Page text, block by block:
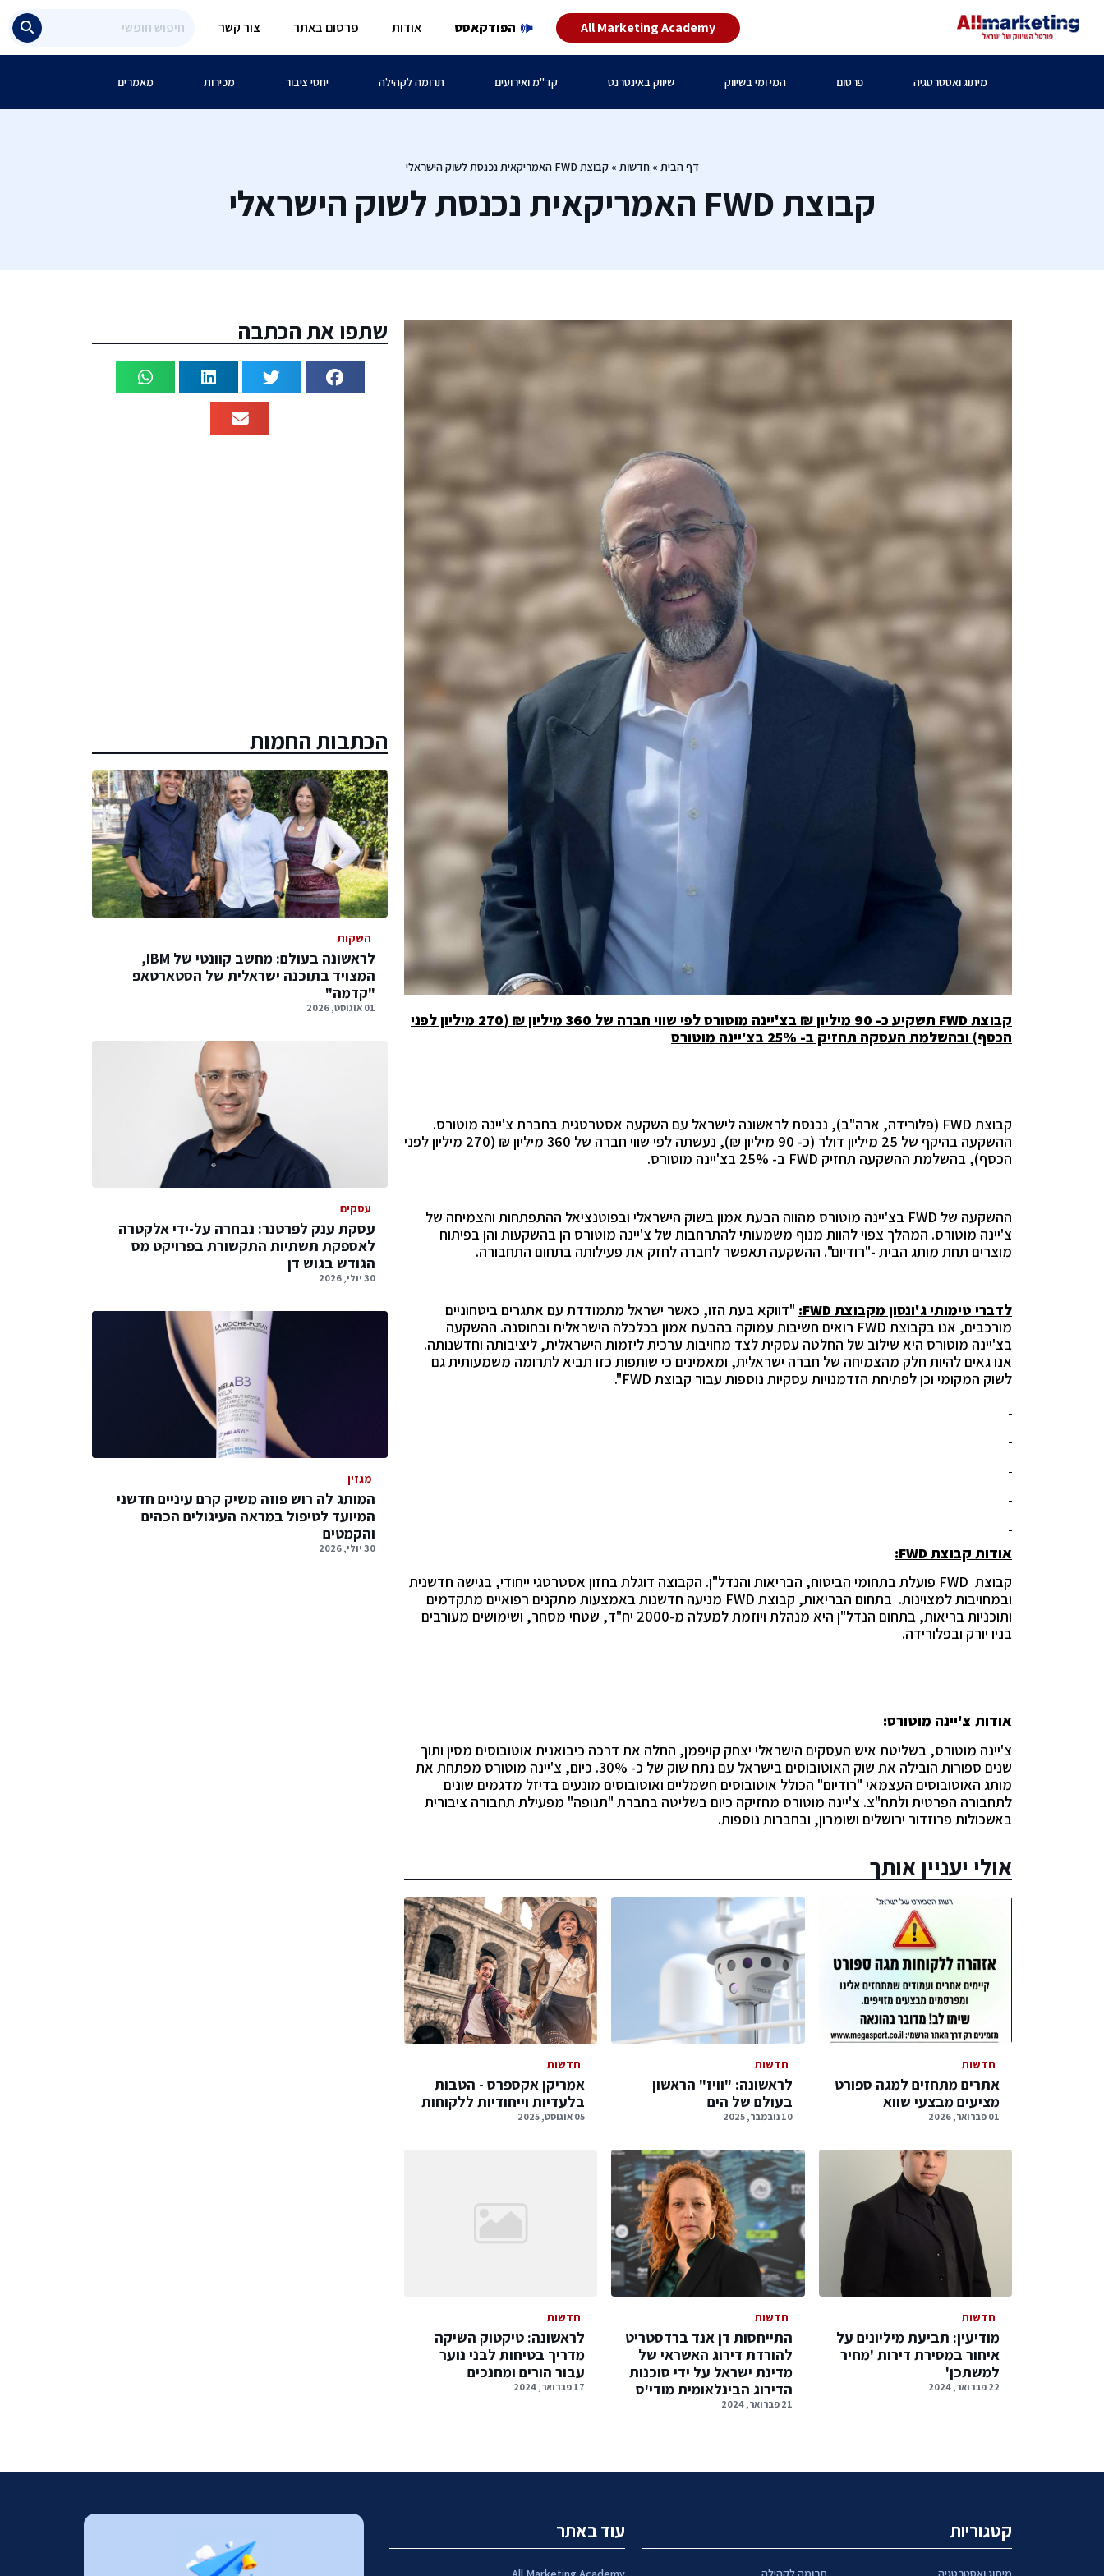
All Marketing Academy הפודקאסט אודות פרסום באתר צור קשר
מיתוג ואסטרטגיה פרסום המי ומי בשיווק שיווק באינטרנט קד"מ ואירועים תרומה לקהילה יחסי ציבור מכירות מאמרים
דף הבית »חדשות »קבוצת FWD האמריקאית נכנסת לשוק הישראלי
קבוצת FWD האמריקאית נכנסת לשוק הישראלי
קבוצתFWD
תשקיע כ- 90 מיליון ₪ בצ'יינה מוטורס לפי שווי חברה של 360 מיליון ₪ (270 מיליון לפני
הכסף) ובהשלמת העסקה תחזיק ב- 25% בצ'יינה מוטורס
קבוצת FWD (פלורידה, ארה"ב), נכנסת לראשונה לישראל עם השקעה אסטרטגית בחברת צ'יינה מוטורס.
ההשקעה בהיקף של 25 מיליון דולר (כ- 90 מיליון ₪), נעשתה לפי שווי חברה של 360 מיליון ₪ (270 מיליון לפני
הכסף), בהשלמת ההשקעה תחזיק FWD ב- 25% בצ'יינה מוטורס.
ההשקעה של FWD בצ'יינה מוטורס מהווה הבעת אמון בשוק הישראלי ובפוטנציאל ההתפתחות והצמיחה של
צ'יינה מוטורס. המהלך צפוי להוות מנוף משמעותי להתרחבות של צ'יינה מוטורס הן בהשקעות והן בפיתוח
מוצרים תחת מותג הבית -"רודיום". ההשקעה תאפשר לחברה לחזק את פעילותה בתחום התחבורה.
לדברי טימותי ג'ונסון מקבוצתFWD
: "דווקא בעת הזו, כאשר ישראל מתמודדת עם אתגרים ביטחוניים
מורכבים, אנו בקבוצת FWD רואים חשיבות עמוקה בהבעת אמון בכלכלה הישראלית ובחוסנה. ההשקעה
בצ'יינה מוטורס היא שילוב של החלטה עסקית לצד מחויבות ערכית ליזמות הישראלית, ליציבותה וחדשנותה.
אנו גאים להיות חלק מהצמיחה של חברה ישראלית, ומאמינים כי שותפות כזו תביא לתרומה משמעותית גם
לשוק המקומי וכן לפתיחת הזדמנויות עסקיות נוספות עבור קבוצת FWD".
אודות קבוצתFWD
:
קבוצת FWD פועלת בתחומי הביטוח, הבריאות והנדל"ן. הקבוצה דוגלת בחזון אסטרטגי ייחודי, בגישה חדשנית
ובמחויבות למצוינות. בתחום הבריאות, קבוצת FWD מניעה חדשנות באמצעות מתקנים רפואיים מתקדמים
ותוכניות בריאות, בתחום הנדל"ן היא מנהלת ויוזמת למעלה מ-2000 יח"ד, שטחי מסחר, ושימושים מעורבים
בניו יורק ובפלורידה.
אודות צ'יינה מוטורס:
צ'יינה מוטורס, בשליטת איש העסקים הישראלי יצחק קויפמן, החלה את דרכה כיבואנית אוטובוסים מסין ותוך
שנים ספורות הובילה את שוק האוטובוסים בישראל עם נתח שוק של כ- 30%. כיום, צ'יינה מוטורס מפתחת את
מותג האוטובוסים העצמאי "רודיום" הכולל אוטובוסים חשמליים ואוטובוסים מונעים בדיזל מדגמים שונים
לתחבורה הפרטית ולתח"צ. צ'יינה מוטורס מחזיקה כיום בשליטה בחברת "תנופה" מפעילת תחבורה ציבורית
באשכולות פרוזדור ירושלים ושומרון, ובחברות נוספות.
אולי יעניין אותך
חדשות
אתרים מתחזים למגה ספורט
מציעים מבצעי שווא
01 פברואר, 2026
חדשות
לראשונה: "וויז" הראשון
בעולם של הים
10 נובמבר, 2025
חדשות
אמריקן אקספרס - הטבות
בלעדיות וייחודיות ללקוחות
05 אוגוסט, 2025
חדשות
מודיעין: תביעת מיליונים על
איחור במסירת דירות 'מחיר
למשתכן'
22 פברואר, 2024
חדשות
התייחסות דן אנד ברדסטריט
להורדת דירוג האשראי של
מדינת ישראל על ידי סוכנות
הדירוג הבינלאומית מודי'ס
21 פברואר, 2024
חדשות
לראשונה: טיקטוק השיקה
מדריך בטיחות לבני נוער
עבור הורים ומחנכים
17 פברואר, 2024
שתפו את הכתבה
הכתבות החמות
השקות
לראשונה בעולם: מחשב קוונטי של IBM,
המצויד בתוכנה ישראלית של הסטארטאפ
"קדמה"
01 אוגוסט, 2026
עסקים
עסקת ענק לפרטנר: נבחרה על-ידי אלקטרה
לאספקת תשתיות התקשורת בפרויקט מס
הגודש בגוש דן
30 יולי, 2026
מגזין
המותג לה רוש פוזה משיק קרם עיניים חדשני
המיועד לטיפול במראה העיגולים הכהים
והקמטים
30 יולי, 2026
קטגוריות עוד באתר